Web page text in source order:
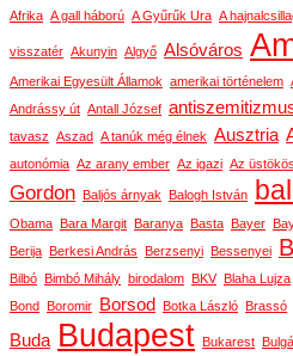
Afrika A gall háború A Gyűrűk Ura A
visszatér Akunyin Algyő Alsóváros
Amerikai Egyesült Államok amerikai történelem
Andrássy út Antall József
tavasz Aszad A tanúk még élnek Ausztria
autonómia Az arany ember Az igazi Az
Gordon
Baljós árnyak Balogh István
Obama
Bara Margit Baranya Basta Bayer
Berija Berkesi András Berzsenyi Bessenyei
Bilbó
Bimbó Mihály birodalom BKV Blaha Lujza
Bond
Boromir Borsod Botka László Brassó
Buda Budapest Bukarest